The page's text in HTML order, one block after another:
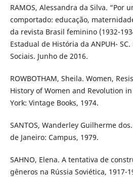
RAMOS, Alessandra da Silva. “Por
comportado: educação,
da revista Brasil feminino (1932-
Estadual de História da ANPUH-
Sociais. Junho de 2016.
ROWBOTHAM, Sheila. Women,
History of Women and Revolution
York: Vintage Books, 1974.
SANTOS, Wanderley Guilherme
de Janeiro: Campus, 1979.
SAHNO, Elena. A tentativa de
gêneros na Rússia Soviética, 1917-